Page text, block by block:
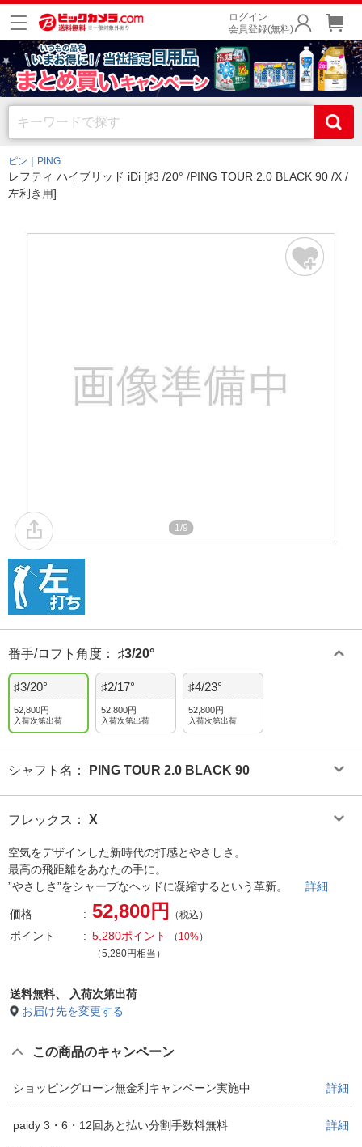
ログイン
会員登録(無料)
ピン｜PING
レフティ ハイブリッド iDi [♯3 /20° /PING TOUR 2.0 BLACK 90 /X /
左利き用]
1/9
番手/ロフト角度 ： ♯3/20°
♯3/20°
52,800円
入荷次第出荷
♯2/17°
52,800円
入荷次第出荷
♯4/23°
52,800円
入荷次第出荷
シャフト名 ： PING TOUR 2.0 BLACK 90
フレックス ： X
空気をデザインした新時代の打感とやさしさ。
最高の飛距離をあなたの手に。
”やさしさ”をシャープなヘッドに凝縮するという革新。 詳細
価格 52,800円 （税込）
ポイント 5,280ポイント （ 10%）
（5,280円相当）
送料無料、
入荷次第出荷
お届け先を変更する
この商品のキャンペーン
ショッピングローン無金利キャンペーン実施中 詳細
paidy 3・6・12回あと払い分割手数料無料 詳細